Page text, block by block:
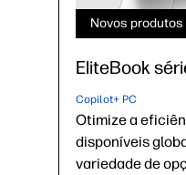
Novos produtos
EliteBook
Copilot+ PC
Otimize a
disponíveis
variedade de